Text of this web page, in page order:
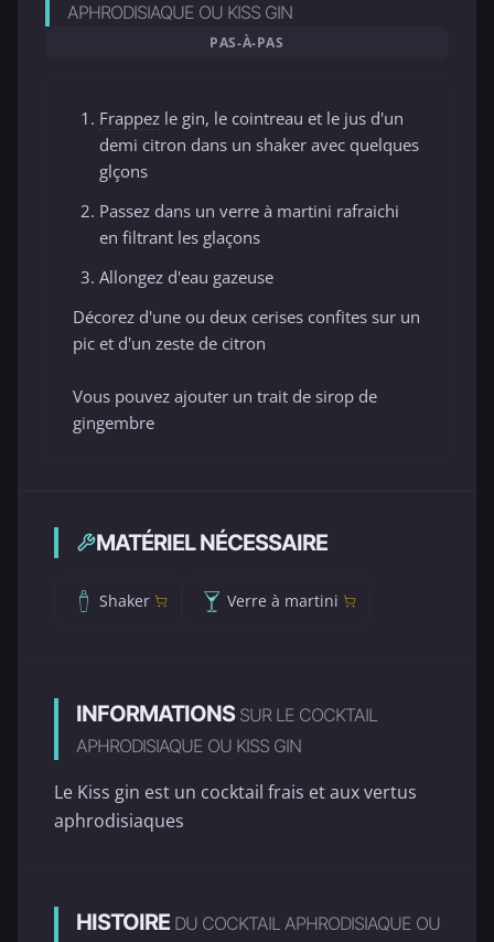
APHRODISIAQUE OU KISS GIN
PAS-À-PAS
Frappez le gin, le cointreau et le jus d'un
demi citron dans un shaker avec quelques
glçons
Passez dans un verre à martini rafraichi
en filtrant les glaçons
Allongez d'eau gazeuse
Décorez d'une ou deux cerises confites sur un
pic et d'un zeste de citron
Vous pouvez ajouter un trait de sirop de
gingembre
MATÉRIEL NÉCESSAIRE
Shaker Verre à martini
INFORMATIONS SUR LE COCKTAIL
APHRODISIAQUE OU KISS GIN
Le Kiss gin est un cocktail frais et aux vertus
aphrodisiaques
HISTOIRE DU COCKTAIL APHRODISIAQUE OU